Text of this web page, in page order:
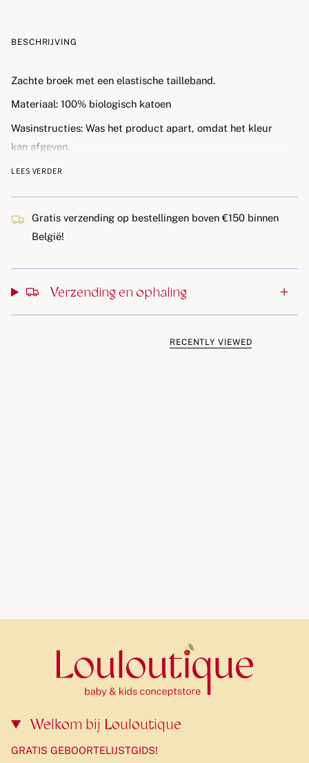
BESCHRIJVING
Zachte broek met een elastische tailleband.
Materiaal: 100% biologisch katoen
Wasinstructies: Was het product apart, omdat het kleur
kan afgeven.
Certificering:
LEES VERDER
Gratis verzending op bestellingen boven €150 binnen
België!
Verzending en ophaling
RECENTLY VIEWED
Welkom bij Louloutique
GRATIS GEBOORTELIJSTGIDS!